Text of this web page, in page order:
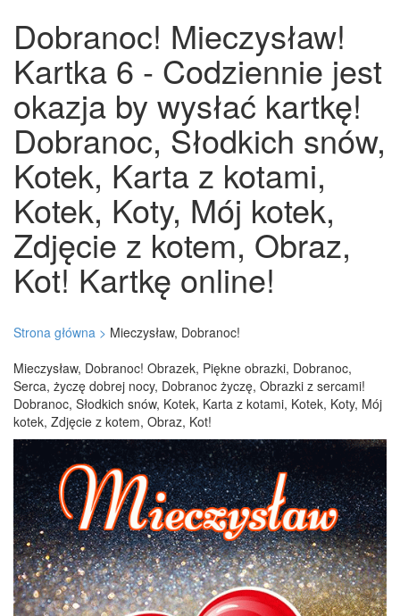
Dobranoc! Mieczysław!
Kartka 6 - Codziennie jest
okazja by wysłać kartkę!
Dobranoc, Słodkich snów,
Kotek, Karta z kotami,
Kotek, Koty, Mój kotek,
Zdjęcie z kotem, Obraz,
Kot! Kartkę online!
Strona główna > Mieczysław, Dobranoc!
Mieczysław, Dobranoc! Obrazek, Piękne obrazki, Dobranoc,
Serca, życzę dobrej nocy, Dobranoc życzę, Obrazki z sercami!
Dobranoc, Słodkich snów, Kotek, Karta z kotami, Kotek, Koty, Mój
kotek, Zdjęcie z kotem, Obraz, Kot!